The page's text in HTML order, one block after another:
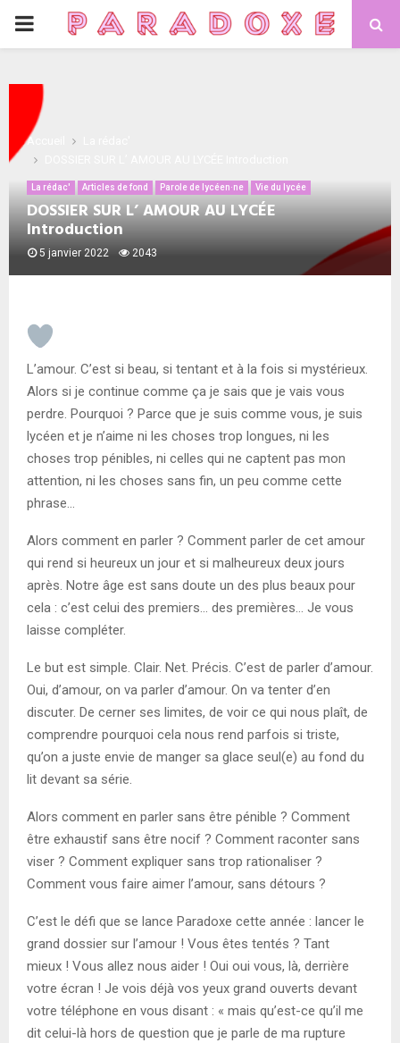
PRIMARY
Accueil
La rédac' Articles de fond Parole de lycéen·ne Vie du lycée
DOSSIER SUR L’ AMOUR AU LYCÉE
Introduction
5 janvier 2022 2043
L’amour. C’est si beau, si tentant et à la fois si mystérieux.
Alors si je continue comme ça je sais que je vais vous
perdre. Pourquoi ? Parce que je suis comme vous, je suis
lycéen et je n’aime ni les choses trop longues, ni les
choses trop pénibles, ni celles qui ne captent pas mon
attention, ni les choses sans fin, un peu comme cette
phrase…
Alors comment en parler ? Comment parler de cet amour
qui rend si heureux un jour et si malheureux deux jours
après. Notre âge est sans doute un des plus beaux pour
cela : c’est celui des premiers… des premières… Je vous
laisse compléter.
Le but est simple. Clair. Net. Précis. C’est de parler d’amour.
Oui, d’amour, on va parler d’amour. On va tenter d’en
discuter. De cerner ses limites, de voir ce qui nous plaît, de
comprendre pourquoi cela nous rend parfois si triste,
qu’on a juste envie de manger sa glace seul(e) au fond du
lit devant sa série.
Alors comment en parler sans être pénible ? Comment
être exhaustif sans être nocif ? Comment raconter sans
viser ? Comment expliquer sans trop rationaliser ?
Comment vous faire aimer l’amour, sans détours ?
C’est le défi que se lance Paradoxe cette année : lancer le
grand dossier sur l’amour ! Vous êtes tentés ? Tant
mieux ! Vous allez nous aider ! Oui oui vous, là, derrière
votre écran ! Je vois déjà vos yeux grand ouverts devant
votre téléphone en vous disant : « mais qu’est-ce qu’il me
dit celui-là hors de question que je parle de ma rupture